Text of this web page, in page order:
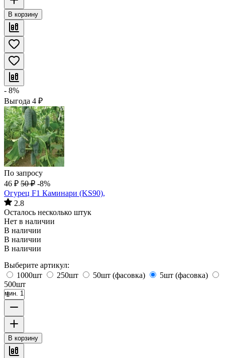
В корзину
- 8%
Выгода 4 ₽
По запросу
46 ₽ 50 ₽ -8%
Огурец F1 Каминари (KS90),
2.8
Осталось несколько штук
Нет в наличии
В наличии
В наличии
В наличии
Выберите артикул:
1000шт
250шт 50шт (фасовка)
5шт (фасовка)
500шт
мин. 1
В корзину